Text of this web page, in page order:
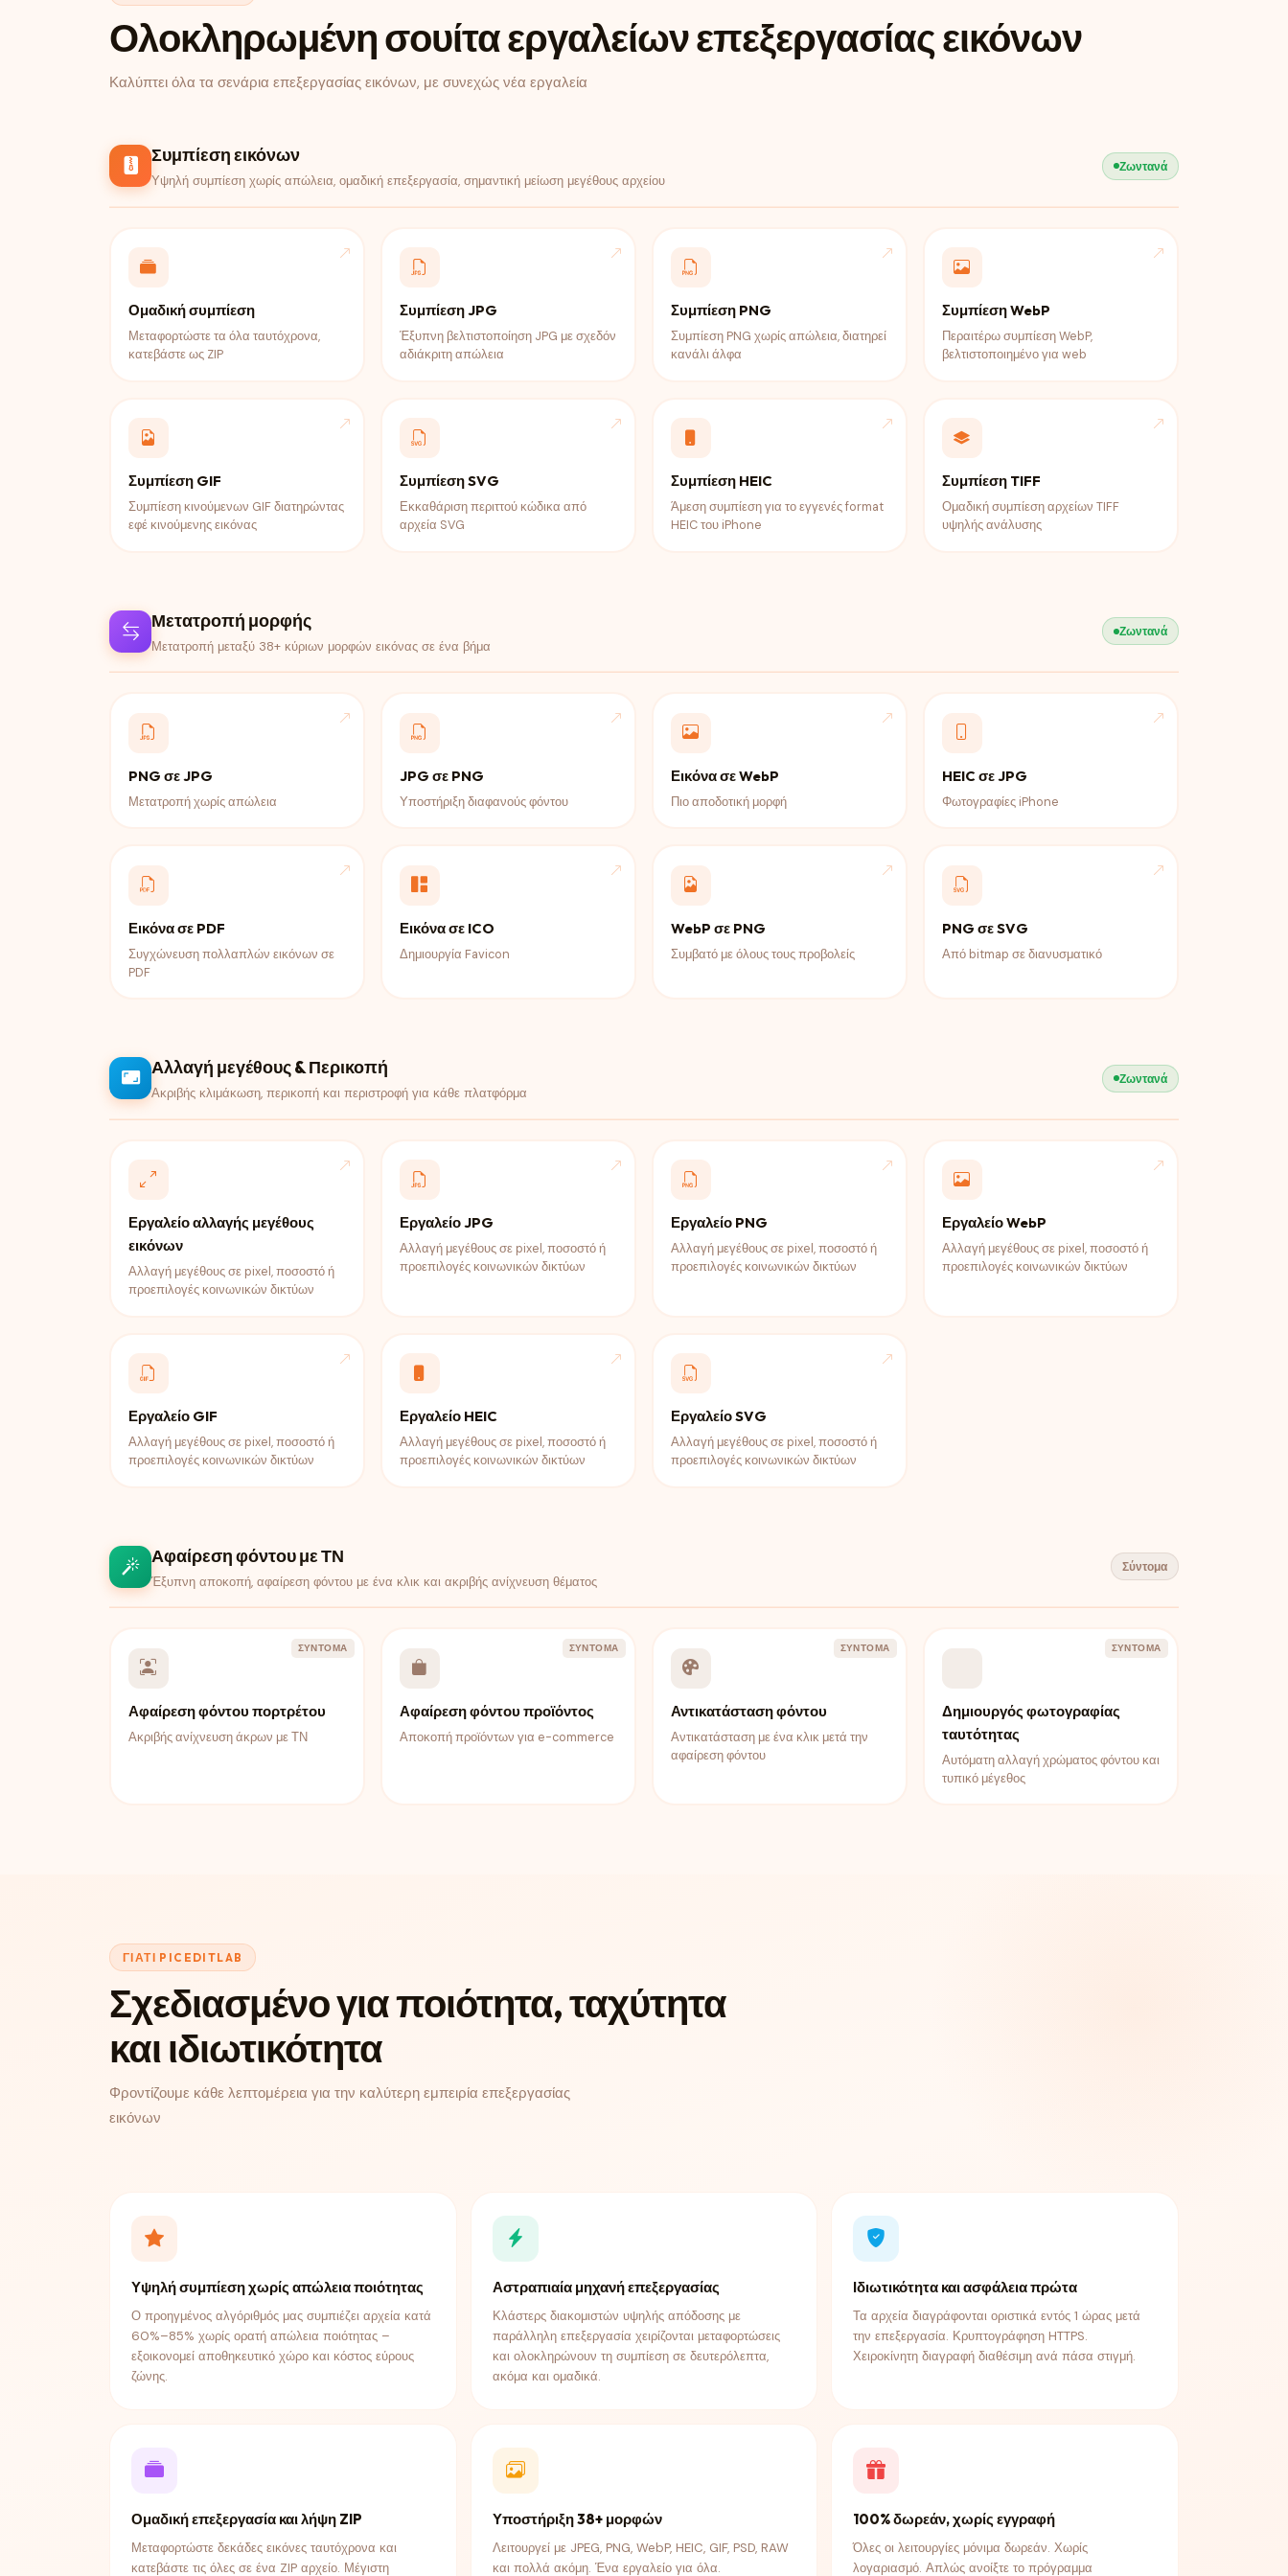
Ολοκληρωμένη σουίτα εργαλείων επεξεργασίας εικόνων
Καλύπτει όλα τα σενάρια επεξεργασίας εικόνων, με συνεχώς νέα εργαλεία
Συμπίεση εικόνων
Υψηλή συμπίεση χωρίς απώλεια, ομαδική επεξεργασία, σημαντική μείωση μεγέθους αρχείου
Ζωντανά
Ομαδική συμπίεση
Μεταφορτώστε τα όλα ταυτόχρονα,
κατεβάστε ως ZIP
Συμπίεση JPG
Έξυπνη βελτιστοποίηση JPG με σχεδόν
αδιάκριτη απώλεια
Συμπίεση PNG
Συμπίεση PNG χωρίς απώλεια, διατηρεί
κανάλι άλφα
Συμπίεση WebP
Περαιτέρω συμπίεση WebP,
βελτιστοποιημένο για web
Συμπίεση GIF
Συμπίεση κινούμενων GIF διατηρώντας
εφέ κινούμενης εικόνας
Συμπίεση SVG
Εκκαθάριση περιττού κώδικα από
αρχεία SVG
Συμπίεση HEIC
Άμεση συμπίεση για το εγγενές format
HEIC του iPhone
Συμπίεση TIFF
Ομαδική συμπίεση αρχείων TIFF
υψηλής ανάλυσης
Μετατροπή μορφής
Μετατροπή μεταξύ 38+ κύριων μορφών εικόνας σε ένα βήμα
Ζωντανά
PNG σε JPG
Μετατροπή χωρίς απώλεια
JPG σε PNG
Υποστήριξη διαφανούς φόντου
Εικόνα σε WebP
Πιο αποδοτική μορφή
HEIC σε JPG
Φωτογραφίες iPhone
Εικόνα σε PDF
Συγχώνευση πολλαπλών εικόνων σε
PDF
Εικόνα σε ICO
Δημιουργία Favicon
WebP σε PNG
Συμβατό με όλους τους προβολείς
PNG σε SVG
Από bitmap σε διανυσματικό
Αλλαγή μεγέθους & Περικοπή
Ακριβής κλιμάκωση, περικοπή και περιστροφή για κάθε πλατφόρμα
Ζωντανά
Εργαλείο αλλαγής μεγέθους
εικόνων
Αλλαγή μεγέθους σε pixel, ποσοστό ή
προεπιλογές κοινωνικών δικτύων
Εργαλείο JPG
Αλλαγή μεγέθους σε pixel, ποσοστό ή
προεπιλογές κοινωνικών δικτύων
Εργαλείο PNG
Αλλαγή μεγέθους σε pixel, ποσοστό ή
προεπιλογές κοινωνικών δικτύων
Εργαλείο WebP
Αλλαγή μεγέθους σε pixel, ποσοστό ή
προεπιλογές κοινωνικών δικτύων
Εργαλείο GIF
Αλλαγή μεγέθους σε pixel, ποσοστό ή
προεπιλογές κοινωνικών δικτύων
Εργαλείο HEIC
Αλλαγή μεγέθους σε pixel, ποσοστό ή
προεπιλογές κοινωνικών δικτύων
Εργαλείο SVG
Αλλαγή μεγέθους σε pixel, ποσοστό ή
προεπιλογές κοινωνικών δικτύων
Αφαίρεση φόντου με ΤΝ
Έξυπνη αποκοπή, αφαίρεση φόντου με ένα κλικ και ακριβής ανίχνευση θέματος
Σύντομα
ΣΎΝΤΟΜΑ
Αφαίρεση φόντου πορτρέτου
Ακριβής ανίχνευση άκρων με ΤΝ
ΣΎΝΤΟΜΑ
Αφαίρεση φόντου προϊόντος
Αποκοπή προϊόντων για e-commerce
ΣΎΝΤΟΜΑ
Αντικατάσταση φόντου
Αντικατάσταση με ένα κλικ μετά την
αφαίρεση φόντου
ΣΎΝΤΟΜΑ
Δημιουργός φωτογραφίας
ταυτότητας
Αυτόματη αλλαγή χρώματος φόντου και
τυπικό μέγεθος
ΓΙΑΤΊ PICEDITLAB
Σχεδιασμένο για ποιότητα, ταχύτητα
και ιδιωτικότητα
Φροντίζουμε κάθε λεπτομέρεια για την καλύτερη εμπειρία επεξεργασίας
εικόνων
Υψηλή συμπίεση χωρίς απώλεια ποιότητας
Ο προηγμένος αλγόριθμός μας συμπιέζει αρχεία κατά
60%–85% χωρίς ορατή απώλεια ποιότητας –
εξοικονομεί αποθηκευτικό χώρο και κόστος εύρους
ζώνης.
Αστραπιαία μηχανή επεξεργασίας
Κλάστερς διακομιστών υψηλής απόδοσης με
παράλληλη επεξεργασία χειρίζονται μεταφορτώσεις
και ολοκληρώνουν τη συμπίεση σε δευτερόλεπτα,
ακόμα και ομαδικά.
Ιδιωτικότητα και ασφάλεια πρώτα
Τα αρχεία διαγράφονται οριστικά εντός 1 ώρας μετά
την επεξεργασία. Κρυπτογράφηση HTTPS.
Χειροκίνητη διαγραφή διαθέσιμη ανά πάσα στιγμή.
Ομαδική επεξεργασία και λήψη ZIP
Μεταφορτώστε δεκάδες εικόνες ταυτόχρονα και
κατεβάστε τις όλες σε ένα ZIP αρχείο. Μέγιστη
Υποστήριξη 38+ μορφών
Λειτουργεί με JPEG, PNG, WebP, HEIC, GIF, PSD, RAW
και πολλά ακόμη. Ένα εργαλείο για όλα.
100% δωρεάν, χωρίς εγγραφή
Όλες οι λειτουργίες μόνιμα δωρεάν. Χωρίς
λογαριασμό. Απλώς ανοίξτε το πρόγραμμα